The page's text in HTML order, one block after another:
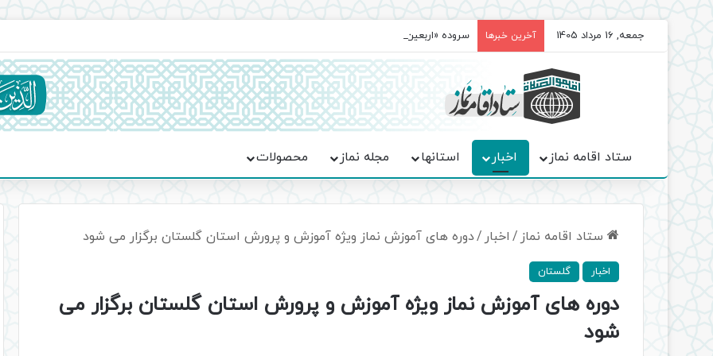
جمعه, 16 مرداد 1405 آخرین خبرها سروده‌ «اربعین»؛ روایت حماسه، استقامت و تمدن‌سازی امت اسلامی
ستاد اقامه نماز اخبار استانها مجله نماز محصولات
ستاد اقامه نماز / اخبار /دوره های آموزش نماز ویژه آموزش و پرورش استان گلستان برگزار می شود
اخبار گلستان
دوره های آموزش نماز ویژه آموزش و پرورش استان گلستان برگزار می
شود